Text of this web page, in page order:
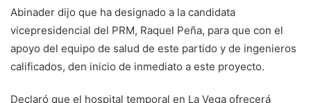
Abinader dijo que ha designado a la candidata
vicepresidencial del PRM, Raquel Peña, para que con el
apoyo del equipo de salud de este partido y de ingenieros
calificados, den inicio de inmediato a este proyecto.
Declaró que el hospital temporal en La Vega ofrecerá